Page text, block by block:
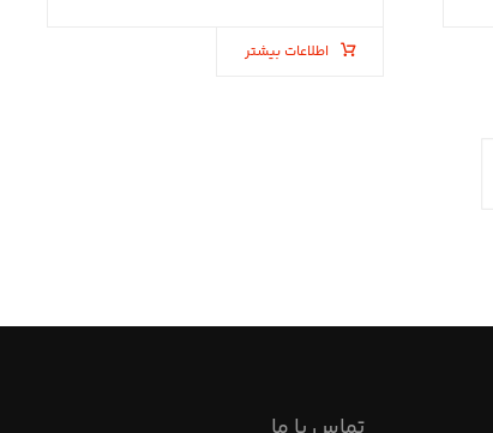
اطلاعات بیشتر